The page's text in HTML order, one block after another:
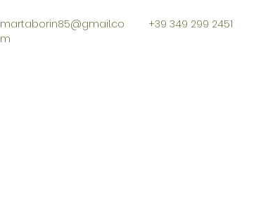
martaborin85@gmail.co
m
+39 349 299 2451